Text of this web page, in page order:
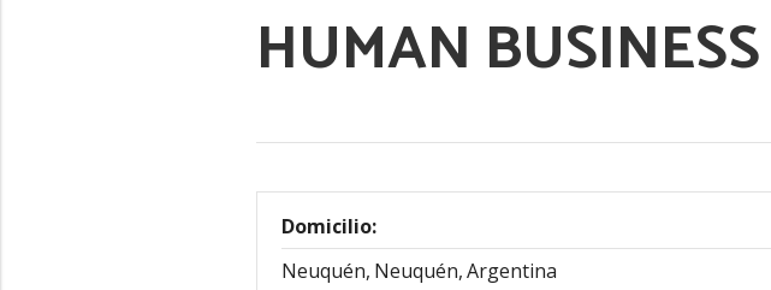
HUMAN BUSINESS
Domicilio:
Neuquén, Neuquén,Argentina